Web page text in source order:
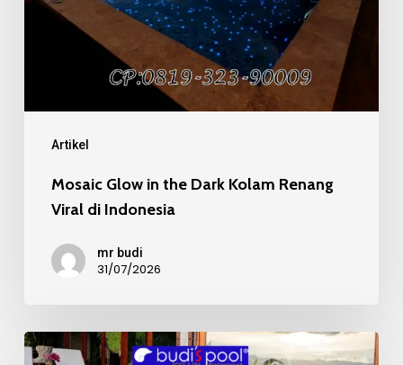
Artikel
Kolam
Renang
Mosaic Glow in the Dark Kolam Renang
Viral di Indonesia
mr budi
31/07/2026
Mosaic